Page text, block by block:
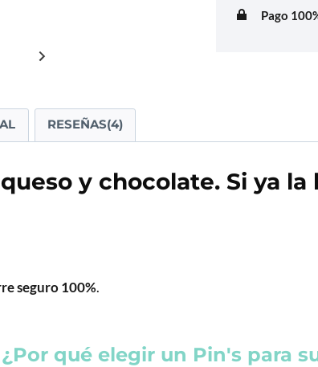
Pago
RESEÑAS(4)
y chocolate. Si ya
seguro 100%.
¿Por qué elegir un Pin's para